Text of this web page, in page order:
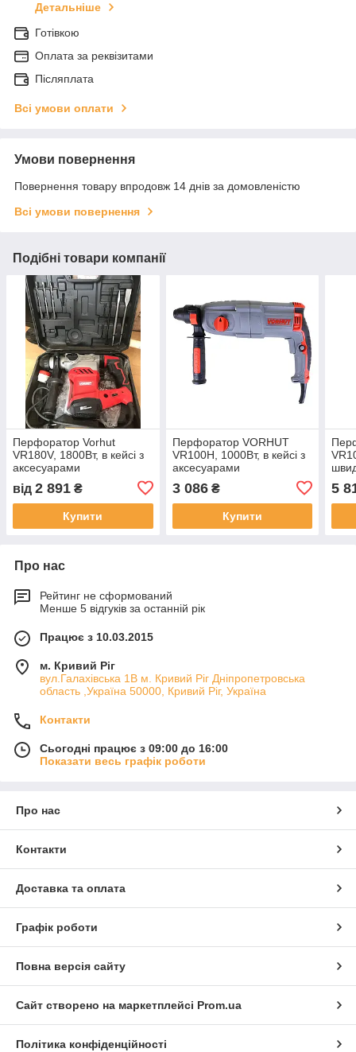
Детальніше
Готівкою
Оплата за реквізитами
Післяплата
Всі умови оплати
Умови повернення
Повернення товару впродовж 14 днів за домовленістю
Всі умови повернення
Подібні товари компанії
Перфоратор Vorhut
VR180V, 1800Вт, в кейсі з
аксесуарами
від 2 891 ₴
Купити
Перфоратор VORHUT
VR100Н, 1000Вт, в кейсі з
аксесуарами
3 086₴
Купити
5
Про нас
Рейтинг не сформований
Менше 5 відгуків за останній рік
Працює з 10.03.2015
м. Кривий Ріг
вул.Галахівська 1В м. Кривий Ріг Дніпропетровська
область ,Україна 50000, Кривий Ріг, Україна
Контакти
Сьогодні працює з 09:00 до 16:00
Показати весь графік роботи
Про нас
Контакти
Доставка та оплата
Графік роботи
Повна версія сайту
Сайт створено на маркетплейсі Prom.ua
Політика конфіденційності